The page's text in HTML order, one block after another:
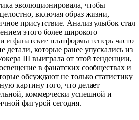
эволюционировала, чтобы
включая образ жизни,
присутствие. Анализ улыбок стал
этого более широкого
и фанатские платформы теперь часто
детали, которые ранее упускались из
III выиграла от этой тенденции,
в фанатских сообществах и
обсуждают не только статистику
картину того, что делает
коммерчески успешной и
фигурой сегодня.